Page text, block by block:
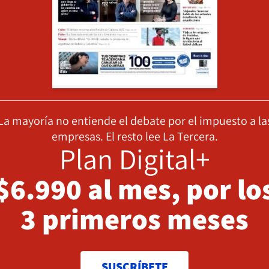
mayoría no entiende el debate por el impuesto a
empresas. El resto lee La Tercera.
Plan Digital+
al mes, por
3 primeros meses